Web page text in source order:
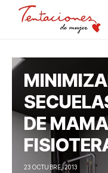
DE
23 OCTUBRE, 2013